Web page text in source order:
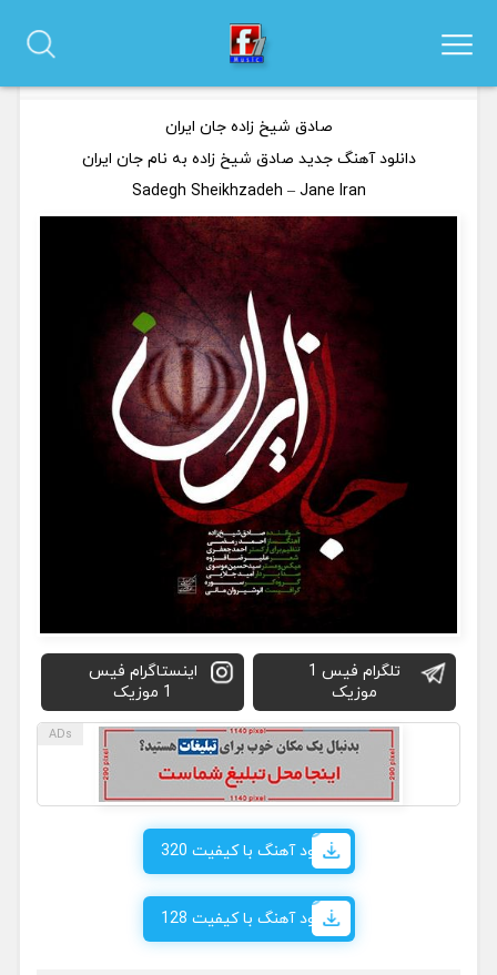
دانلود آهنگ صادق شیخ زاده به نام جان ایران
صادق شیخ زاده جان ایران
دانلود آهنگ جدید صادق شیخ زاده به نام جان ایران
Sadegh Sheikhzadeh – Jane Iran
تلگرام فیس 1
موزیک
اینستاگرام فیس
1 موزیک
دانلود آهنگ با کیفیت 320
دانلود آهنگ با کیفیت 128